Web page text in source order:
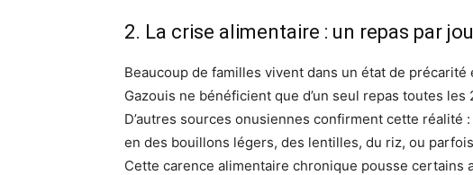
2. La crise alimentaire : un repas par
Beaucoup de familles vivent dans un état de précarité
Gazouis ne bénéficient que d’un seul repas toutes les
D’autres sources onusiennes confirment cette
en des bouillons légers, des lentilles, du riz, ou
Cette carence alimentaire chronique pousse certains